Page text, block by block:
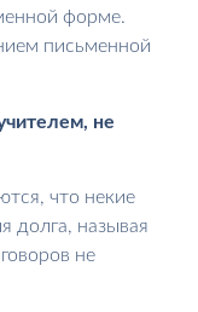
форме.
письменной
не
что некие
долга, называя
не